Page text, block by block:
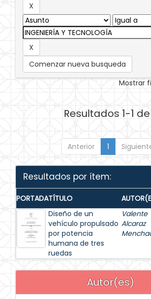
Comenzar nueva busqueda
Mostrar
Resultados 1-1 de
Anterior 1
Resultados por ítem:
PORTADATÍTULO
Diseño de un
vehículo propulsado
por potencia
humana de tres
ruedas
Valente
Alcaraz
Autor(es)